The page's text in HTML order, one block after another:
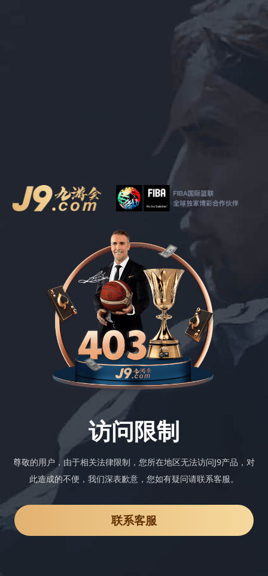
访问限制
尊敬的用户，由于相关法律限制，您所在地区无法访问J9产品，对
此造成的不便，我们深表歉意，您如有疑问请联系客服。
联系客服